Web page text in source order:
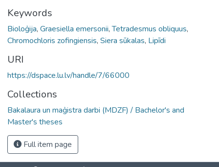
Keywords
Bioloģija, Graesiella emersonii,Tetradesmus obliquus,
Chromochloris zofingiensis, Siera sūkalas, Lipīdi
URI
https://dspace.lu.lv/handle/7/66000
Collections
Bakalaura un maģistra darbi (MDZF) / Bachelor's and
Master's theses
Full item page